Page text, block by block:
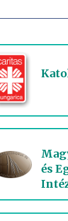
és